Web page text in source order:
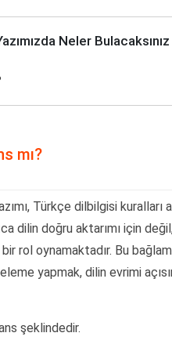
Neler Bulacaksınız
mı?
Türkçe dilbilgisi kuralları
dilin doğru aktarımı için
rol oynamaktadır. Bu
yapmak, dilin evrimi
şeklindedir.